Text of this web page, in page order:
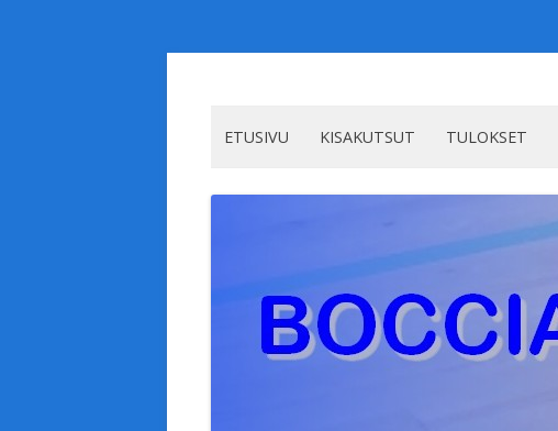
ETUSIVU KISAKUTSUT TULOKSET